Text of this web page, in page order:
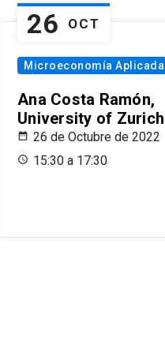
26 OCT
Microeconomía Aplicada
Ana Costa Ramón,
University of Zurich
26 de Octubre de 2022
15:30 a 17:30